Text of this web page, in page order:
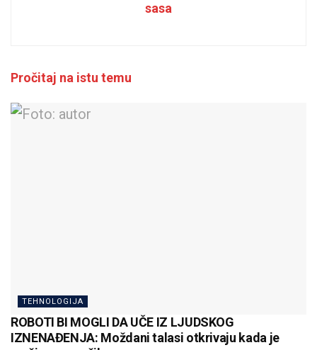
sasa
Pročitaj na istu temu
TEHNOLOGIJA
ROBOTI BI MOGLI DA UČE IZ LJUDSKOG
IZNENAĐENJA: Moždani talasi otkrivaju kada je